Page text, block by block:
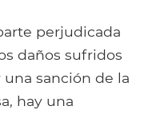
perjudicada
daños sufridos
sanción de la
hay una